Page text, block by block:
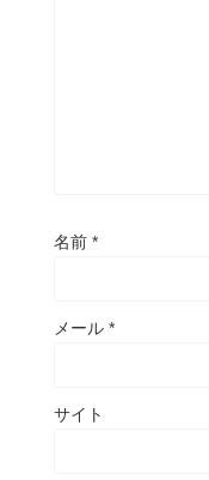
名前 *
メール *
サイト